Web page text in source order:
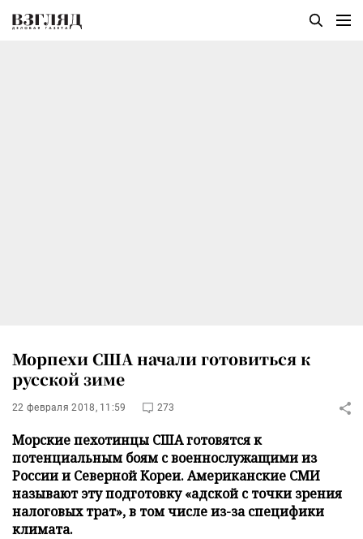
Морпехи США начали готовиться к
русской зиме
22 февраля 2018, 11:59 273
Морские пехотинцы США готовятся к
потенциальным боям с военнослужащими из
России и Северной Кореи. Американские СМИ
называют эту подготовку «адской с точки зрения
налоговых трат», в том числе из-за специфики
климата.